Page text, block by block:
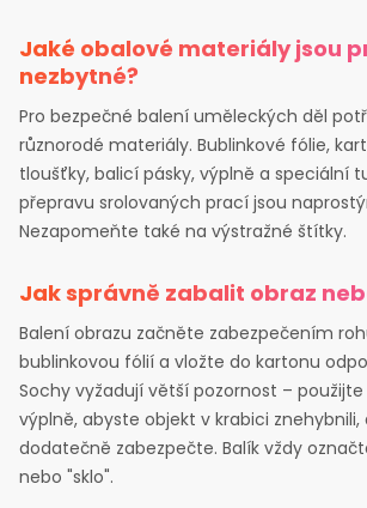
Jaké obalové materiály jsou
nezbytné?
Pro bezpečné balení uměleckých děl
různorodé materiály. Bublinkové fólie,
tloušťky, balicí pásky, výplně a speciální
přepravu srolovaných prací jsou
Nezapomeňte také na výstražné štítky.
Jak správně zabalit obraz
Balení obrazu začněte zabezpečením
bublinkovou fólií a vložte do kartonu
Sochy vyžadují větší pozornost –
výplně, abyste objekt v krabici znehybnili,
dodatečně zabezpečte. Balík vždy
nebo "sklo".